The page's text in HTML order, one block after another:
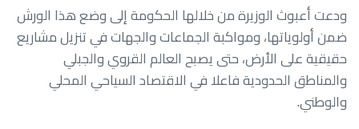
ودعت أعبوث الوزيرة من خلالها الحكومة إلى وضع هذا الورش
ضمن أولوياتها، ومواكبة الجماعات والجهات في تنزيل مشاريع
حقيقية على الأرض، حتى يصبح العالم القروي والجبلي
والمناطق الحدودية فاعلا في الاقتصاد السياحي المحلي
والوطني.